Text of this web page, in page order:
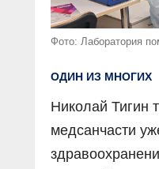
Фото: Лаборатория
ОДИН ИЗ МНОГИХ
Николай Тигин
медсанчасти